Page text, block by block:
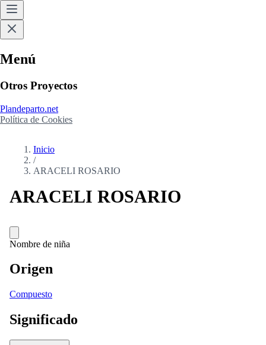
Menú
Otros Proyectos
Plandeparto.net
Política de Cookies
Inicio
/
ARACELI ROSARIO
ARACELI ROSARIO
Nombre de niña
Origen
Compuesto
Significado